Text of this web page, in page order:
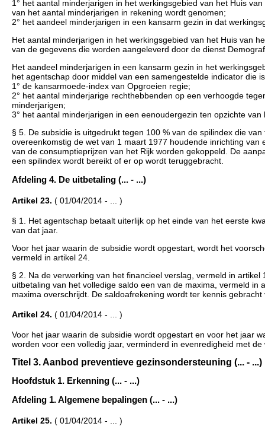
1° het aantal minderjarigen in het werkingsgebied van het Huis
van het aantal minderjarigen in rekening wordt genomen;
2° het aandeel minderjarigen in een kansarm gezin in dat
Het aantal minderjarigen in het werkingsgebied van het Huis van
van de gegevens die worden aangeleverd door de dienst
Het aandeel minderjarigen in een kansarm gezin in het
het agentschap door middel van een samengestelde indicator die
1° de kansarmoede-index van Opgroeien regie;
2° het aantal minderjarige rechthebbenden op een verhoogde
minderjarigen;
3° het aantal minderjarigen in een eenoudergezin ten opzichte
§ 5. De subsidie is uitgedrukt tegen 100 % van de spilindex die
overeenkomstig de wet van 1 maart 1977 houdende inrichting
van de consumptieprijzen van het Rijk worden gekoppeld. De
een spilindex wordt bereikt of er op wordt teruggebracht.
Afdeling 4. De uitbetaling (... - ...)
Artikel 23. ( 01/04/2014 - ... )
§ 1. Het agentschap betaalt uiterlijk op het einde van het eerste
van dat jaar.
Voor het jaar waarin de subsidie wordt opgestart, wordt het
vermeld in artikel 24.
§ 2. Na de verwerking van het financieel verslag, vermeld in
uitbetaling van het volledige saldo een van de maxima, vermeld
maxima overschrijdt. De saldoafrekening wordt ter kennis
Artikel 24. ( 01/04/2014 - ... )
Voor het jaar waarin de subsidie wordt opgestart en voor het jaar
worden voor een volledig jaar, verminderd in evenredigheid met de
Titel 3. Aanbod preventieve gezinsondersteuning (... - ...)
Hoofdstuk 1. Erkenning (... - ...)
Afdeling 1. Algemene bepalingen (... - ...)
Artikel 25. ( 01/04/2014 - ... )